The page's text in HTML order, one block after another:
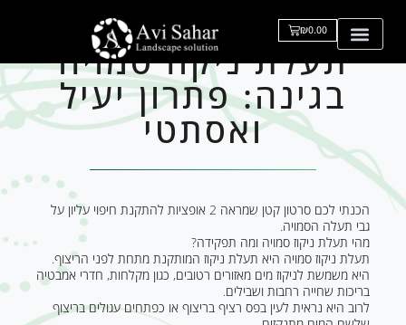
₪0.00
₪0.00
תעלת ניקוז סמויה
בגינה: פתרון יעיל
ואסתטי
הכנתי לכם סרטון קטן שמראה 2 אופציות להתקנת חיפוי עליון על
גבי תעלה הסמויה.
מהי תעלת ניקוז סמויה ומה תפקידה?
תעלת ניקוז סמויה היא תעלת ניקוז המותקנת מתחת לפני הריצוף.
היא משמשת לניקוז מים מאזורים רטובים, כגון מקלחות, חדרי אמבטיה
בריכות שחייה רחבות ושבילים.
לרוב היא נראית לעין בפס רציף בריצוף או כפתחים עגולים בריצוף